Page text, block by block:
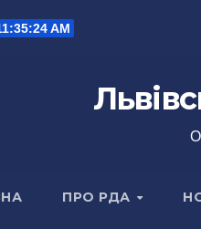
AM
ПРО РДА